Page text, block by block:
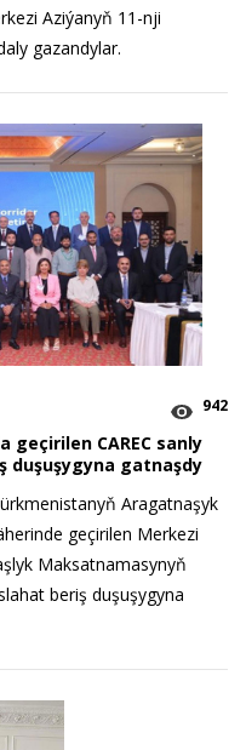
Aziýanyň 11-nji
gazandylar.
942
CAREC sanly
duşuşygyna gatnaşdy
Aragatnaşyk
geçirilen Merkezi
Maksatnamasynyň
beriş duşuşygyna